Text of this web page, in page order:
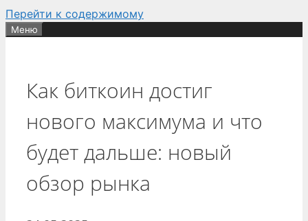
Перейти к содержимому
Меню
Как биткоин достиг
нового максимума и что
будет дальше: новый
обзор рынка